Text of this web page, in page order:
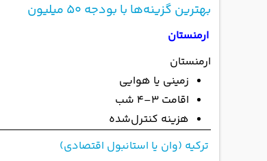
بهترین گزینه‌ها با بودجه 50 میلیون
ارمنستان
ارمنستان
زمینی یا هوایی
اقامت 3–4 شب
هزینه کنترل‌شده
ترکیه (وان یا استانبول اقتصادی)